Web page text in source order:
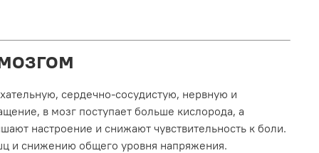
сердечно‑сосудистую, нервную и
в мозг поступает больше кислорода, а
настроение и снижают чувствительность к боли.
и снижению общего уровня напряжения.